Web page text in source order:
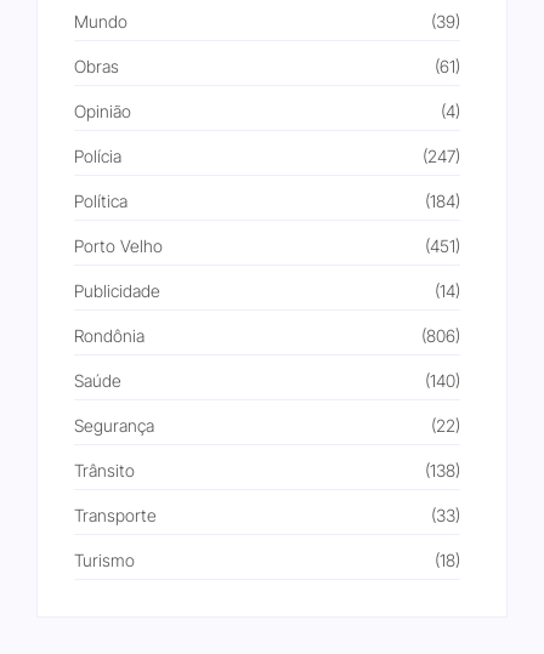
Mundo (39)
Obras (61)
Opinião (4)
Polícia (247)
Política (184)
Porto Velho (451)
Publicidade (14)
Rondônia (806)
Saúde (140)
Segurança (22)
Trânsito (138)
Transporte (33)
Turismo (18)